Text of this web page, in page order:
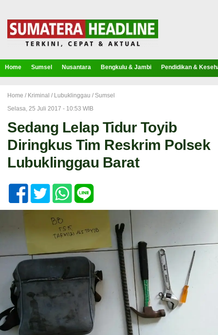
Home Sumsel Nusantara Bengkulu & Jambi Pendidikan &
Home / Kriminal / Lubuklinggau / Sumsel
Selasa, 25 Juli 2017 - 10:53 WIB
Sedang Lelap Tidur Toyib
Diringkus Tim Reskrim Polsek
Lubuklinggau Barat